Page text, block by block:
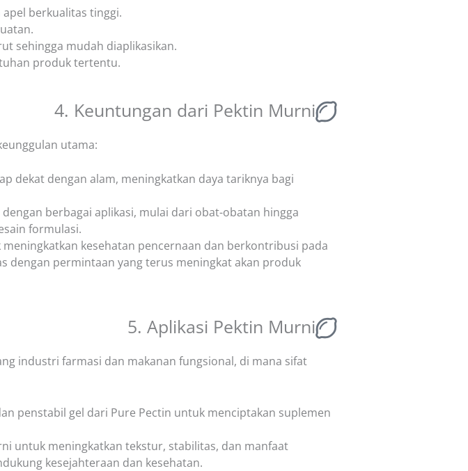
berkualitas tinggi.
sehingga mudah diaplikasikan.
produk tertentu.
4. Keuntungan dari Pektin Murni
utama:
dekat dengan alam, meningkatkan daya tariknya bagi
berbagai aplikasi, mulai dari obat-obatan hingga
formulasi.
kesehatan pencernaan dan berkontribusi pada
dengan permintaan yang terus meningkat akan produk
5. Aplikasi Pektin Murni
industri farmasi dan makanan fungsional, di mana sifat
penstabil gel dari Pure Pectin untuk menciptakan suplemen
untuk meningkatkan tekstur, stabilitas, dan manfaat
kesejahteraan dan kesehatan.